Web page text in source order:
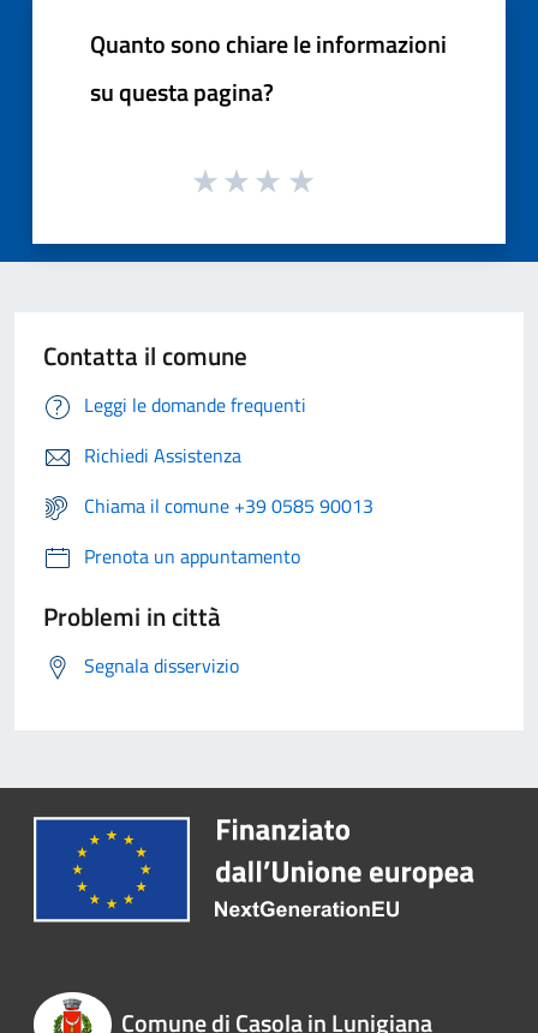
Quanto sono chiare le informazioni
su questa pagina?
Contatta il comune
Leggi le domande frequenti
Richiedi Assistenza
Chiama il comune +39 0585 90013
Prenota un appuntamento
Problemi in città
Segnala disservizio
Comune di Casola in Lunigiana